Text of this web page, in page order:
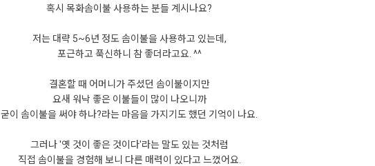
혹시 목화솜이불 사용하는 분들 계시나요?
저는 대략 5~6년 정도 솜이불을 사용하고 있는데,
포근하고 푹신하니 참 좋더라고요. ^^
결혼할 때 어머니가 주셨던 솜이불이지만
요새 워낙 좋은 이불들이 많이 나오니까
굳이 솜이불을 써야 하나?라는 마음을 가지기도 했던 기억이 나요.
그러나 '옛 것이 좋은 것이다'라는 말도 있는 것처럼
직접 솜이불을 경험해 보니 다른 매력이 있다고 느꼈어요.